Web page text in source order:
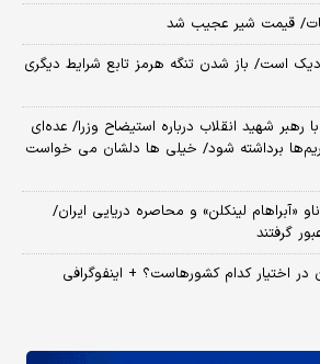
قیمت شیر عجیب شد
است/ باز شدن تنگه هرمز تابع شرایط دیگری
رهبر شهید انقلاب درباره استیضاح وزرا/ عده‌ای
برداشته شود/ خیلی ها دلشان می خواست
«آبراهام لینکلن» و محاصره دریایی ایران/
اختیار کدام کشورهاست؟ + اینفوگرافی